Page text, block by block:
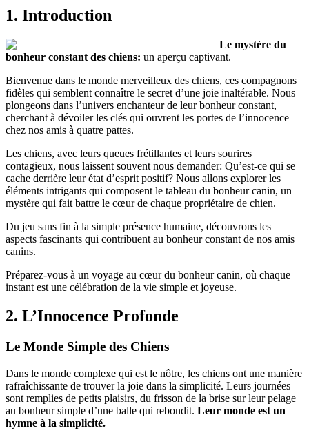
1. Introduction
Le mystère du
bonheur constant des chiens: un aperçu captivant.
Bienvenue dans le monde merveilleux des chiens, ces compagnons
fidèles qui semblent connaître le secret d’une joie inaltérable. Nous
plongeons dans l’univers enchanteur de leur bonheur constant,
cherchant à dévoiler les clés qui ouvrent les portes de l’innocence
chez nos amis à quatre pattes.
Les chiens, avec leurs queues frétillantes et leurs sourires
contagieux, nous laissent souvent nous demander: Qu’est-ce qui se
cache derrière leur état d’esprit positif? Nous allons explorer les
éléments intrigants qui composent le tableau du bonheur canin, un
mystère qui fait battre le cœur de chaque propriétaire de chien.
Du jeu sans fin à la simple présence humaine, découvrons les
aspects fascinants qui contribuent au bonheur constant de nos amis
canins.
Préparez-vous à un voyage au cœur du bonheur canin, où chaque
instant est une célébration de la vie simple et joyeuse.
2. L’Innocence Profonde
Le Monde Simple des Chiens
Dans le monde complexe qui est le nôtre, les chiens ont une manière
rafraîchissante de trouver la joie dans la simplicité. Leurs journées
sont remplies de petits plaisirs, du frisson de la brise sur leur pelage
au bonheur simple d’une balle qui rebondit. Leur monde est un
hymne à la simplicité.